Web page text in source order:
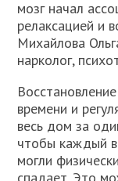
мозг начал
релаксацией и
Михайлова
нарколог,
времени и
весь дом за
чтобы каждый
могли